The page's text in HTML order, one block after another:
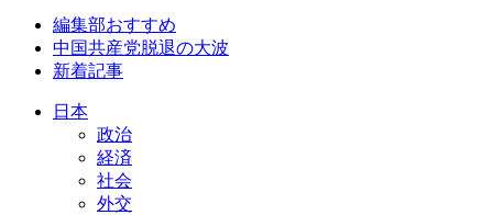
編集部おすすめ
中国共産党脱退の大波
新着記事
日本
政治
経済
社会
外交